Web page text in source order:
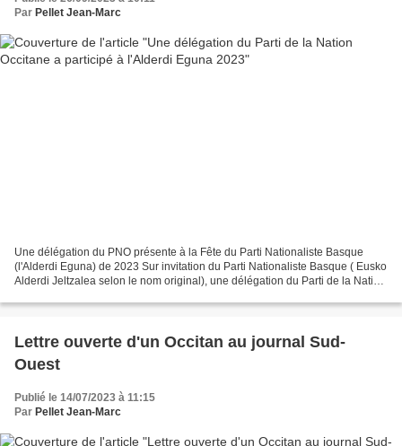
Par Pellet Jean-Marc
Une délégation du PNO présente à la Fête du Parti Nationaliste Basque
(l'Alderdi Eguna) de 2023 Sur invitation du Parti Nationaliste Basque ( Eusko
Alderdi Jeltzalea selon le nom original), une délégation du Parti de la Nation
Lettre ouverte d'un Occitan au journal Sud-
Ouest
Publié le 14/07/2023 à 11:15
Par Pellet Jean-Marc